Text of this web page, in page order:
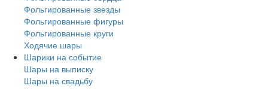
Фольгированные звезды
Фольгированные фигуры
Фольгированные круги
Ходячие шары
Шарики на событие
Шары на выписку
Шары на свадьбу